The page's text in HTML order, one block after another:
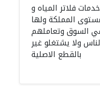
فلاتر المياه و
المملكة ولها
السوق وتعاملهم
ولا يشتغلو غير
بالقطع الاصلية